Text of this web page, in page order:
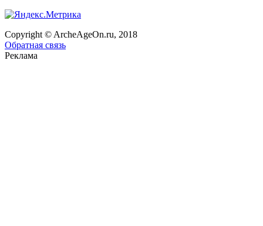
Copyright © ArcheAgeOn.ru, 2018
Обратная связь
Реклама